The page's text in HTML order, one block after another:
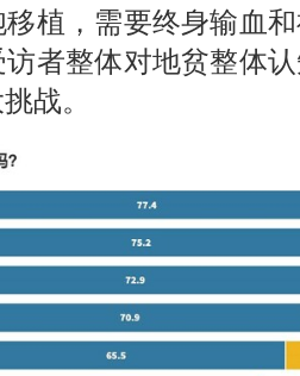
植，需要终身输血
者整体对地贫整体
战。